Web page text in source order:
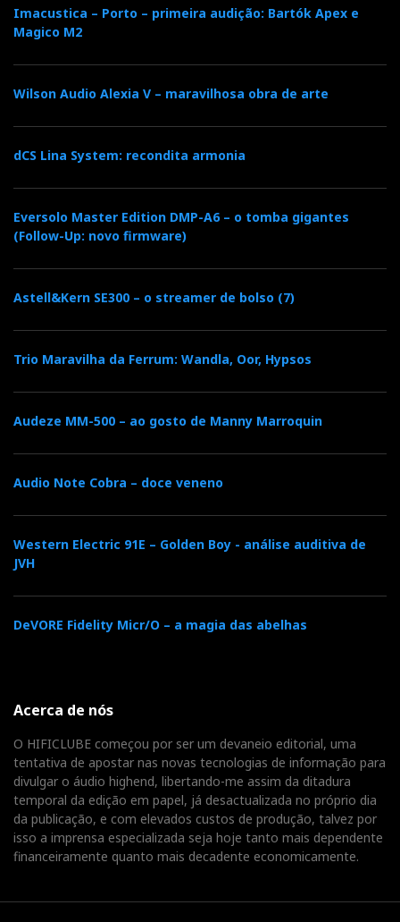
Imacustica – Porto – primeira audição: Bartók Apex e
Magico M2
Wilson Audio Alexia V – maravilhosa obra de arte
dCS Lina System: recondita armonia
Eversolo Master Edition DMP-A6 – o tomba gigantes
(Follow-Up: novo firmware)
Astell&Kern SE300 – o streamer de bolso (7)
Trio Maravilha da Ferrum: Wandla, Oor, Hypsos
Audeze MM-500 – ao gosto de Manny Marroquin
Audio Note Cobra – doce veneno
Western Electric 91E – Golden Boy - análise auditiva de
JVH
DeVORE Fidelity Micr/O – a magia das abelhas
Acerca de nós
O HIFICLUBE começou por ser um devaneio editorial, uma
tentativa de apostar nas novas tecnologias de informação para
divulgar o áudio highend, libertando-me assim da ditadura
temporal da edição em papel, já desactualizada no próprio dia
da publicação, e com elevados custos de produção, talvez por
isso a imprensa especializada seja hoje tanto mais dependente
financeiramente quanto mais decadente economicamente.